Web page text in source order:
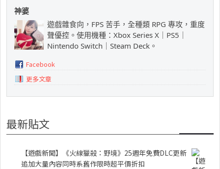
神婆
遊戲雜食向，FPS 苦手，全種類 RPG 專攻，重度
聲優控。使用機種：Xbox Series X｜PS5｜
Nintendo Switch｜Steam Deck。
Facebook
更多文章
最新貼文
【遊戲新聞】《火線獵殺：野境》25週年免費DLC更新
追加大量內容同時系舊作限時超平價折扣